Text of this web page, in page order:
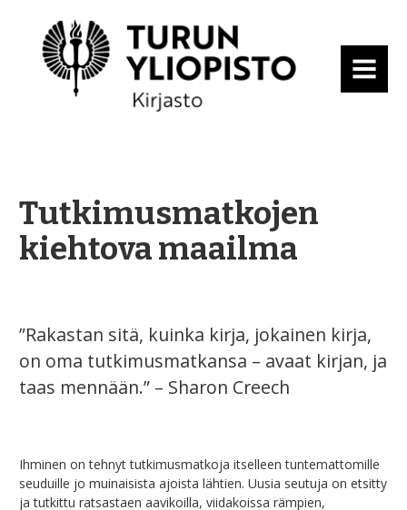
MENU
Tutkimusmatkojen
kiehtova maailma
”Rakastan sitä, kuinka kirja, jokainen kirja,
on oma tutkimusmatkansa – avaat kirjan, ja
taas mennään.” – Sharon Creech
Ihminen on tehnyt tutkimusmatkoja itselleen tuntemattomille
seuduille jo muinaisista ajoista lähtien. Uusia seutuja on etsitty
ja tutkittu ratsastaen aavikoilla, viidakoissa rämpien,